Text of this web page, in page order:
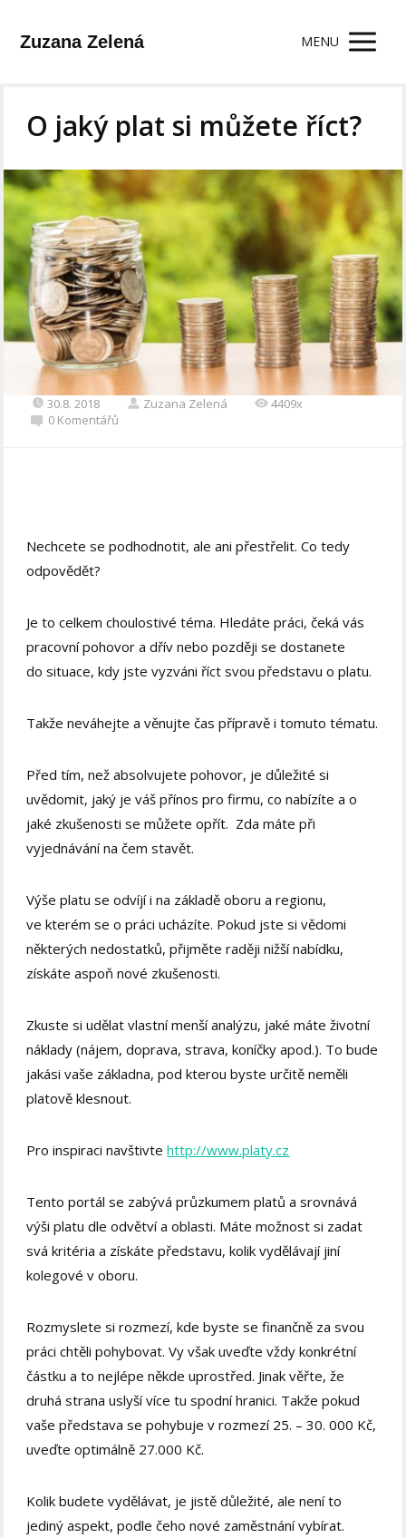
Zuzana Zelená MENU
O jaký plat si můžete říct?
30.8. 2018 Zuzana Zelená
4409x
0 Komentářů
Nechcete se podhodnotit, ale ani přestřelit. Co tedy
odpovědět?
Je to celkem choulostivé téma. Hledáte práci, čeká vás
pracovní pohovor a dřív nebo později se dostanete
do situace, kdy jste vyzváni říct svou představu o platu.
Takže neváhejte a věnujte čas přípravě i tomuto tématu.
Před tím, než absolvujete pohovor, je důležité si
uvědomit, jaký je váš přínos pro firmu, co nabízíte a o
jaké zkušenosti se můžete opřít. Zda máte při
vyjednávání na čem stavět.
Výše platu se odvíjí i na základě oboru a regionu,
ve kterém se o práci ucházíte. Pokud jste si vědomi
některých nedostatků, přijměte raději nižší nabídku,
získáte aspoň nové zkušenosti.
Zkuste si udělat vlastní menší analýzu, jaké máte životní
náklady (nájem, doprava, strava, koníčky apod.). To bude
jakási vaše základna, pod kterou byste určitě neměli
platově klesnout.
Pro inspiraci navštivtehttp://www.platy.cz
Tento portál se zabývá průzkumem platů a srovnává
výši platu dle odvětví a oblasti. Máte možnost si zadat
svá kritéria a získáte představu, kolik vydělávají jiní
kolegové v oboru.
Rozmyslete si rozmezí, kde byste se finančně za svou
práci chtěli pohybovat. Vy však uveďte vždy konkrétní
částku a to nejlépe někde uprostřed. Jinak věřte, že
druhá strana uslyší více tu spodní hranici. Takže pokud
vaše představa se pohybuje v rozmezí 25. – 30. 000 Kč,
uveďte optimálně 27.000 Kč.
Kolik budete vydělávat, je jistě důležité, ale není to
jediný aspekt, podle čeho nové zaměstnání vybírat.